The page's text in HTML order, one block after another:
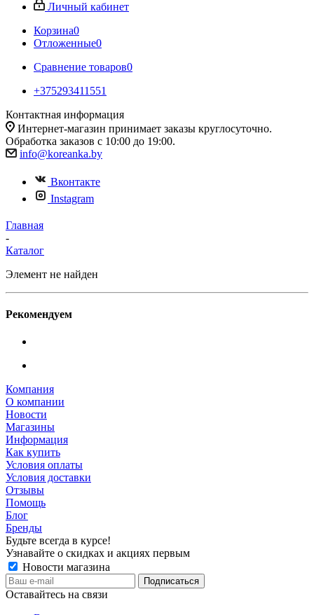
Личный кабинет
Корзина0
Отложенные0
Сравнение товаров0
+375293411551
Контактная информация
Интернет-магазин принимает заказы круглосуточно.
Обработка заказов с 10:00 до 19:00.
info@koreanka.by
Вконтакте
Instagram
Главная
-
Каталог
Элемент не найден
Рекомендуем
Компания
О компании
Новости
Магазины
Информация
Как купить
Условия оплаты
Условия доставки
Отзывы
Помощь
Блог
Бренды
Будьте всегда в курсе!
Узнавайте о скидках и акциях первым
Новости магазина
Оставайтесь на связи